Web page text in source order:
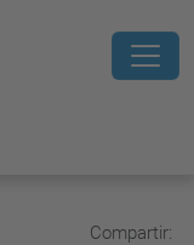
Compartir: